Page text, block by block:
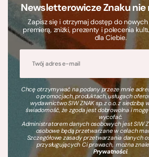
Newsletterowicze Znaku nie
Zapisz się i otrzymaj dostęp do
premierą, zniżki, prezenty i polecenia
dla Ciebie.
Chcę otrzymywać na podany przeze mnie
o promocjach, produktach, usługach
wydawnictwo SIW ZNAK sp. z o.o. z siedzibą
świadomość, że zgoda jest dobrowolna i
wycofać.
Administratorem danych osobowych jest SIW
osobowe będą przetwarzane w celach
Szczegółowe zasady przetwarzania danych
przysługujących Ci prawach, można
Prywatności.